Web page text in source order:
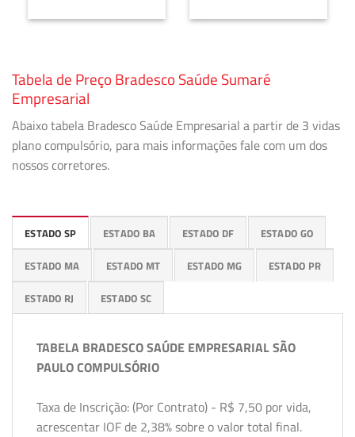
Tabela de Preço Bradesco Saúde Sumaré
Empresarial
Abaixo tabela Bradesco Saúde Empresarial a partir de 3 vidas
plano compulsório, para mais informações fale com um dos
nossos corretores.
ESTADO SP ESTADO BA ESTADO DF ESTADO GO
ESTADO MA ESTADO MT ESTADO MG ESTADO PR
ESTADO RJ ESTADO SC
TABELA BRADESCO SAÚDE EMPRESARIAL SÃO
PAULO COMPULSÓRIO
Taxa de Inscrição: (Por Contrato) - R$ 7,50 por vida,
acrescentar IOF de 2,38% sobre o valor total final.